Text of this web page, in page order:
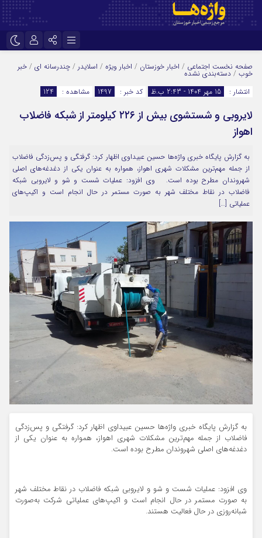
اینستاگرام
تلگرام
سروش
ایتا
اپلیکیشن
مرا به خاطر بسپار
صفحه نخست اجتماعی / اخبار خوزستان / اخبار ویژه / اسلایدر / چندرسانه ای / خبر
خوب / دسته‌بندی نشده
انتشار :
15 مهر 1404 - 2:43 ب.ظ کد خبر : 1497 مشاهده : 124
لایروبی و شستشوی بیش از ۲۲۶ کیلومتر از شبکه فاضلاب
اهواز
به گزارش پایگاه خبری واژه‌ها حسین عبیداوی اظهار کرد: گرفتگی و پس‌زدگی فاضلاب
از جمله مهم‌ترین مشکلات شهری اهواز، همواره به عنوان یکی از دغدغه‌های اصلی
شهروندان مطرح بوده است. وی افزود: عملیات شست‌ و شو و لایروبی شبکه
فاضلاب در نقاط مختلف شهر به‌ صورت مستمر در حال انجام است و اکیپ‌های
عملیاتی […]
به گزارش پایگاه خبری واژه‌ها حسین عبیداوی اظهار کرد: گرفتگی و پس‌زدگی
فاضلاب از جمله مهم‌ترین مشکلات شهری اهواز، همواره به عنوان یکی از
دغدغه‌های اصلی شهروندان مطرح بوده است.
وی افزود: عملیات شست‌ و شو و لایروبی شبکه فاضلاب در نقاط مختلف شهر
به‌ صورت مستمر در حال انجام است و اکیپ‌های عملیاتی شرکت به‌صورت
شبانه‌روزی در حال فعالیت هستند.